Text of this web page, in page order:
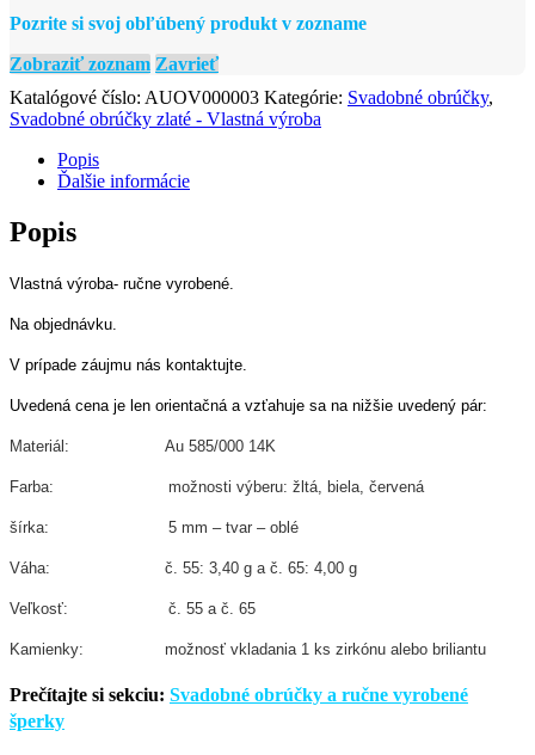
Pozrite si svoj obľúbený produkt v zozname
Zobraziť zoznam Zavrieť
Katalógové číslo: AUOV000003 Kategórie: Svadobné obrúčky,
Svadobné obrúčky zlaté - Vlastná výroba
Popis
Ďalšie informácie
Popis
Vlastná výroba- ručne vyrobené.
Na objednávku.
V prípade záujmu nás kontaktujte.
Uvedená cena je len orientačná a vzťahuje sa na nižšie uvedený pár:
Materiál: Au 585/000 14K
Farba: možnosti výberu: žltá, biela, červená
šírka: 5 mm – tvar – oblé
Váha: č. 55: 3,40 g a č. 65: 4,00 g
Veľkosť: č. 55 a č. 65
Kamienky: možnosť vkladania 1 ks zirkónu alebo briliantu
Prečítajte si sekciu: Svadobné obrúčky a ručne vyrobené
šperky